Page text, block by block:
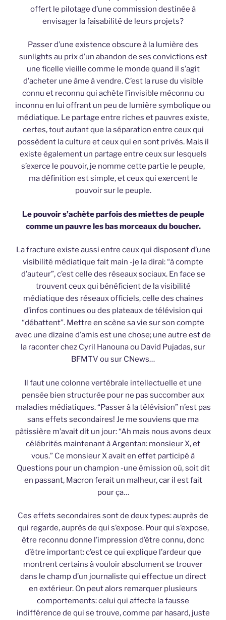
offert le pilotage d’une commission destinée à
envisager la faisabilité de leurs projets?
Passer d’une existence obscure à la lumière des
sunlights au prix d’un abandon de ses convictions est
une ficelle vieille comme le monde quand il s’agit
d’acheter une âme à vendre. C’est la ruse du visible
connu et reconnu qui achète l’invisible méconnu ou
inconnu en lui offrant un peu de lumière symbolique ou
médiatique. Le partage entre riches et pauvres existe,
certes, tout autant que la séparation entre ceux qui
possèdent la culture et ceux qui en sont privés. Mais il
existe également un partage entre ceux sur lesquels
s’exerce le pouvoir, je nomme cette partie le peuple,
ma définition est simple, et ceux qui exercent le
pouvoir sur le peuple.
Le pouvoir s’achète parfois des miettes de peuple
comme un pauvre les bas morceaux du boucher.
La fracture existe aussi entre ceux qui disposent d’une
visibilité médiatique fait main -je la dirai: “à compte
d’auteur”, c’est celle des réseaux sociaux. En face se
trouvent ceux qui bénéficient de la visibilité
médiatique des réseaux officiels, celle des chaines
d’infos continues ou des plateaux de télévision qui
“débattent”. Mettre en scène sa vie sur son compte
avec une dizaine d’amis est une chose; une autre est de
la raconter chez Cyril Hanouna ou David Pujadas, sur
BFMTV ou sur CNews…
Il faut une colonne vertébrale intellectuelle et une
pensée bien structurée pour ne pas succomber aux
maladies médiatiques. “Passer à la télévision” n’est pas
sans effets secondaires! Je me souviens que ma
pâtissière m’avait dit un jour: “Ah mais nous avons deux
célébrités maintenant à Argentan: monsieur X, et
vous.” Ce monsieur X avait en effet participé à
Questions pour un champion -une émission où, soit dit
en passant, Macron ferait un malheur, car il est fait
pour ça…
Ces effets secondaires sont de deux types: auprès de
qui regarde, auprès de qui s’expose. Pour qui s’expose,
être reconnu donne l’impression d’être connu, donc
d’être important: c’est ce qui explique l’ardeur que
montrent certains à vouloir absolument se trouver
dans le champ d’un journaliste qui effectue un direct
en extérieur. On peut alors remarquer plusieurs
comportements: celui qui affecte la fausse
indifférence de qui se trouve, comme par hasard, juste